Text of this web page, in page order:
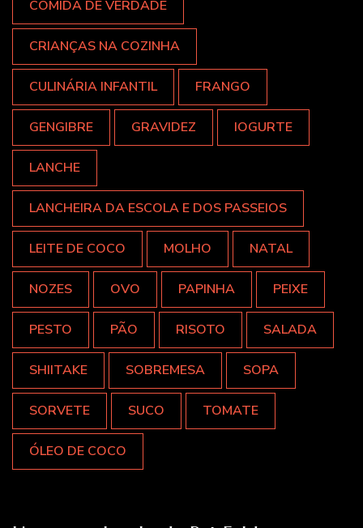
COMIDA DE VERDADE
CRIANÇAS NA COZINHA
CULINÁRIA INFANTIL FRANGO
GENGIBRE GRAVIDEZ IOGURTE
LANCHE
LANCHEIRA DA ESCOLA E DOS PASSEIOS
LEITE DE COCO MOLHO NATAL
NOZES OVO PAPINHA PEIXE
PESTO PÃO RISOTO SALADA
SHIITAKE SOBREMESA SOPA
SORVETE SUCO TOMATE
ÓLEO DE COCO